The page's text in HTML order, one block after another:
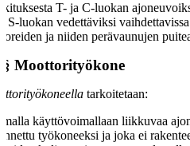
T- ja C-luokan
S-luokan vedettäviksi
ja niiden perävaunujen
Moottorityökone
tarkoitetaan:
käyttövoimallaan liikkuvaa
työkoneeksi ja joka ei